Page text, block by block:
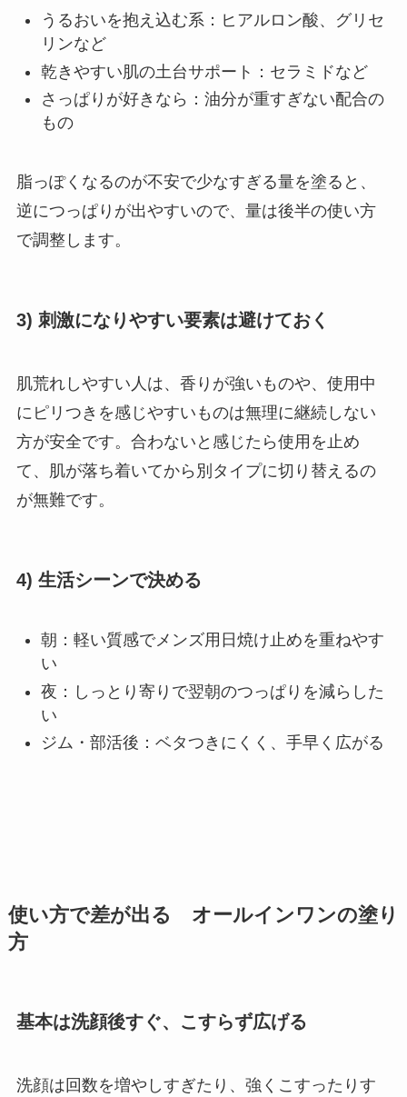
うるおいを抱え込む系：ヒアルロン酸、グリセ
リンなど
乾きやすい肌の土台サポート：セラミドなど
さっぱりが好きなら：油分が重すぎない配合の
もの
脂っぽくなるのが不安で少なすぎる量を塗ると、
逆につっぱりが出やすいので、量は後半の使い方
で調整します。
3) 刺激になりやすい要素は避けておく
肌荒れしやすい人は、香りが強いものや、使用中
にピリつきを感じやすいものは無理に継続しない
方が安全です。合わないと感じたら使用を止め
て、肌が落ち着いてから別タイプに切り替えるの
が無難です。
4) 生活シーンで決める
朝：軽い質感でメンズ用日焼け止めを重ねやす
い
夜：しっとり寄りで翌朝のつっぱりを減らした
い
ジム・部活後：ベタつきにくく、手早く広がる
使い方で差が出る オールインワンの塗り
方
基本は洗顔後すぐ、こすらず広げる
洗顔は回数を増やしすぎたり、強くこすったりす